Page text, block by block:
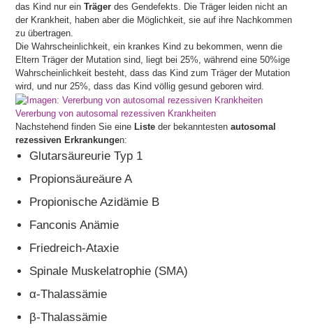
das Kind nur einTräger des Gendefekts. Die Träger leiden nicht an
der Krankheit, haben aber die Möglichkeit, sie auf ihre Nachkommen
zu übertragen.
Die Wahrscheinlichkeit, ein krankes Kind zu bekommen, wenn die
Eltern Träger der Mutation sind, liegt bei 25%, während eine 50%ige
Wahrscheinlichkeit besteht, dass das Kind zum Träger der Mutation
wird, und nur 25%, dass das Kind völlig gesund geboren wird.
Vererbung von autosomal rezessiven Krankheiten
Nachstehend finden Sie eine Listeder bekanntestenautosomal
rezessiven Erkrankungen:
Glutarsäureurie Typ 1
Propionsäureäure A
Propionische Azidämie B
Fanconis Anämie
Friedreich-Ataxie
Spinale Muskelatrophie (SMA)
α-Thalassämie
β-Thalassämie